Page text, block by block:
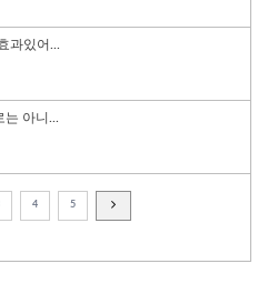
과있어...
아니...
4 5